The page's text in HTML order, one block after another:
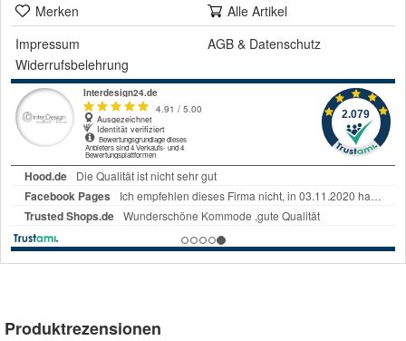
Merken
Alle Artikel
Impressum
AGB & Datenschutz
Widerrufsbelehrung
Produktrezensionen